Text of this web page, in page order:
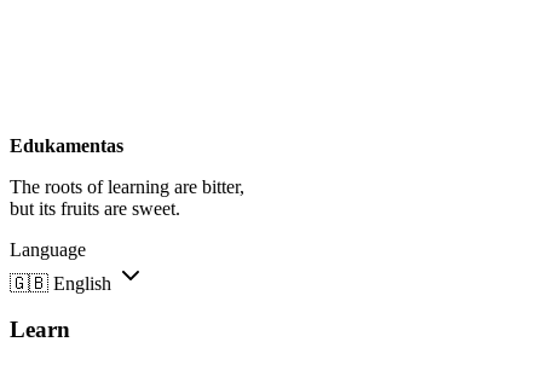
Edukamentas
The roots of learning are bitter,
but its fruits are sweet.
Language
🇬🇧 English
Learn